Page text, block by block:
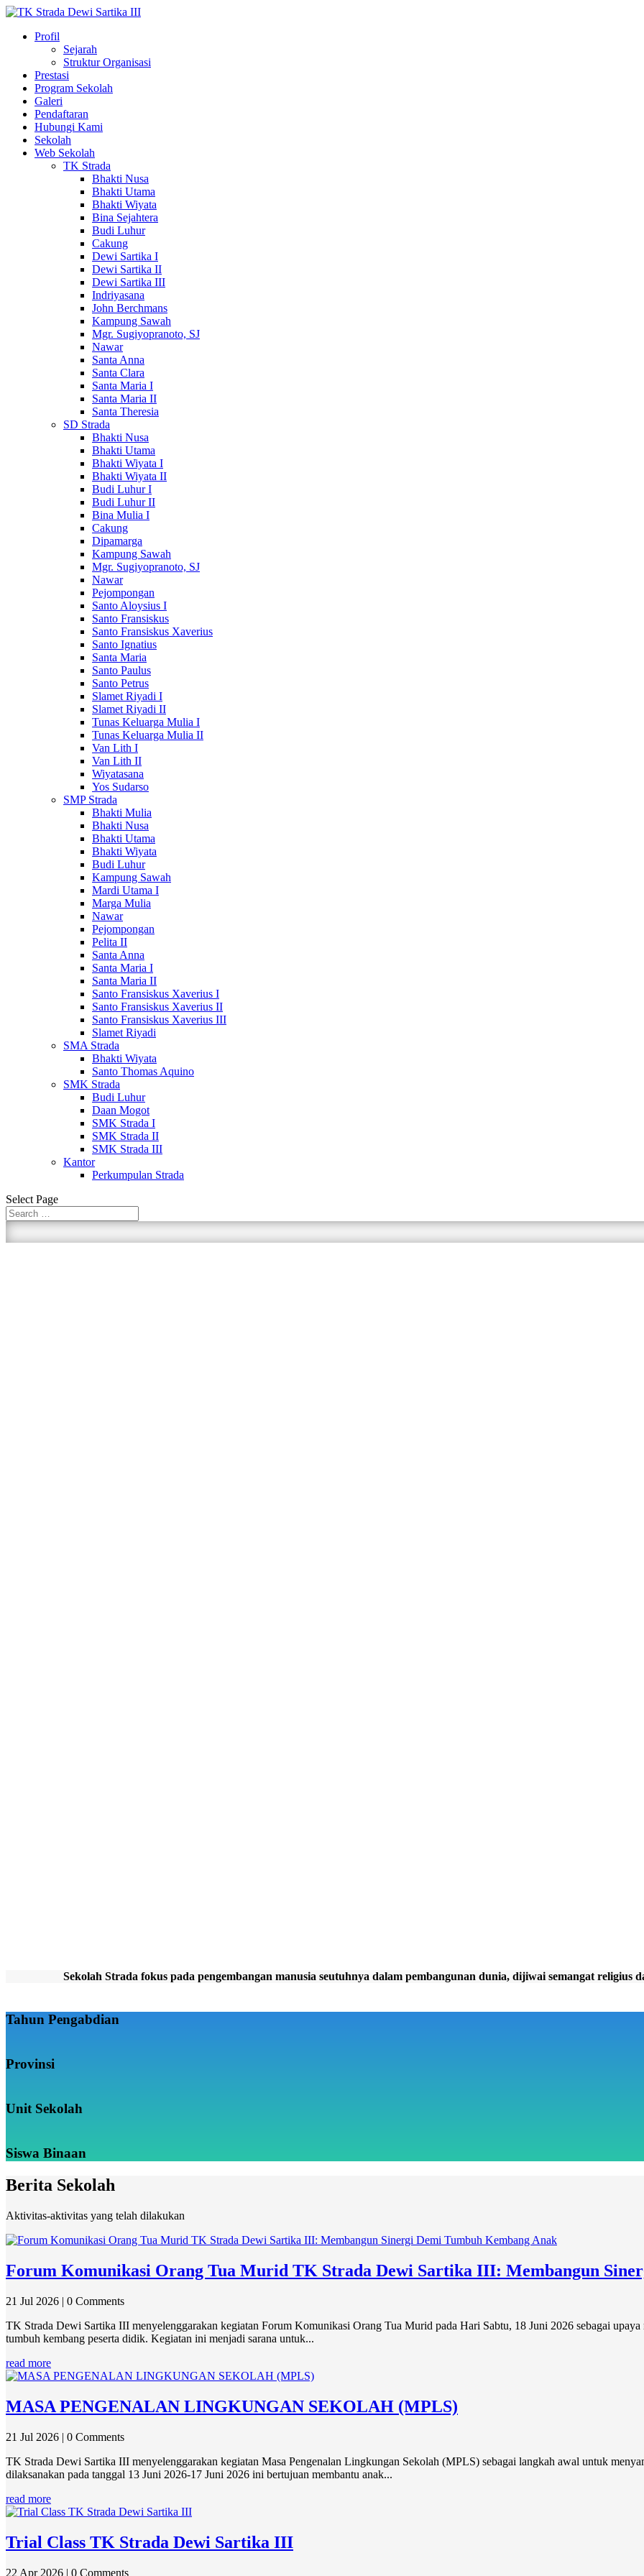
Profil
Sejarah
Struktur Organisasi
Prestasi
Program Sekolah
Galeri
Pendaftaran
Hubungi Kami
Sekolah
Web Sekolah
TK Strada
Bhakti Nusa
Bhakti Utama
Bhakti Wiyata
Bina Sejahtera
Budi Luhur
Cakung
Dewi Sartika I
Dewi Sartika II
Dewi Sartika III
Indriyasana
John Berchmans
Kampung Sawah
Mgr. Sugiyopranoto, SJ
Nawar
Santa Anna
Santa Clara
Santa Maria I
Santa Maria II
Santa Theresia
SD Strada
Bhakti Nusa
Bhakti Utama
Bhakti Wiyata I
Bhakti Wiyata II
Budi Luhur I
Budi Luhur II
Bina Mulia I
Cakung
Dipamarga
Kampung Sawah
Mgr. Sugiyopranoto, SJ
Nawar
Pejompongan
Santo Aloysius I
Santo Fransiskus
Santo Fransiskus Xaverius
Santo Ignatius
Santa Maria
Santo Paulus
Santo Petrus
Slamet Riyadi I
Slamet Riyadi II
Tunas Keluarga Mulia I
Tunas Keluarga Mulia II
Van Lith I
Van Lith II
Wiyatasana
Yos Sudarso
SMP Strada
Bhakti Mulia
Bhakti Nusa
Bhakti Utama
Bhakti Wiyata
Budi Luhur
Kampung Sawah
Mardi Utama I
Marga Mulia
Nawar
Pejompongan
Pelita II
Santa Anna
Santa Maria I
Santa Maria II
Santo Fransiskus Xaverius I
Santo Fransiskus Xaverius II
Santo Fransiskus Xaverius III
Slamet Riyadi
SMA Strada
Bhakti Wiyata
Santo Thomas Aquino
SMK Strada
Budi Luhur
Daan Mogot
SMK Strada I
SMK Strada II
SMK Strada III
Kantor
Perkumpulan Strada
Select Page
Sekolah Strada fokus pada pengembangan manusia seutuhnya dalam pembangunan dunia, dijiwai semangat religius
Tahun Pengabdian
Provinsi
Unit Sekolah
Siswa Binaan
Berita Sekolah
Aktivitas-aktivitas yang telah dilakukan
Forum Komunikasi Orang Tua Murid TK Strada Dewi Sartika III: Membangun
21 Jul 2026 | 0 Comments
TK Strada Dewi Sartika III menyelenggarakan kegiatan Forum Komunikasi Orang Tua Murid pada Hari Sabtu, 18 Juni 2026 sebagai
tumbuh kembang peserta didik. Kegiatan ini menjadi sarana untuk...
read more
MASA PENGENALAN LINGKUNGAN SEKOLAH (MPLS)
21 Jul 2026 | 0 Comments
TK Strada Dewi Sartika III menyelenggarakan kegiatan Masa Pengenalan Lingkungan Sekolah (MPLS) sebagai langkah awal untuk
dilaksanakan pada tanggal 13 Juni 2026-17 Juni 2026 ini bertujuan membantu anak...
read more
Trial Class TK Strada Dewi Sartika III
22 Apr 2026 | 0 Comments